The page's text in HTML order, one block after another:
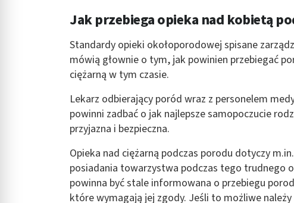
Jak przebiega opieka nad kobietą
Standardy opieki okołoporodowej spisane
mówią głownie o tym, jak powinien przebiegać
ciężarną w tym czasie.
Lekarz odbierający poród wraz z personelem
powinni zadbać o jak najlepsze samopoczucie
przyjazna i bezpieczna.
Opieka nad ciężarną podczas porodu dotyczy
posiadania towarzystwa podczas tego trudnego
powinna być stale informowana o przebiegu
które wymagają jej zgody. Jeśli to możliwe